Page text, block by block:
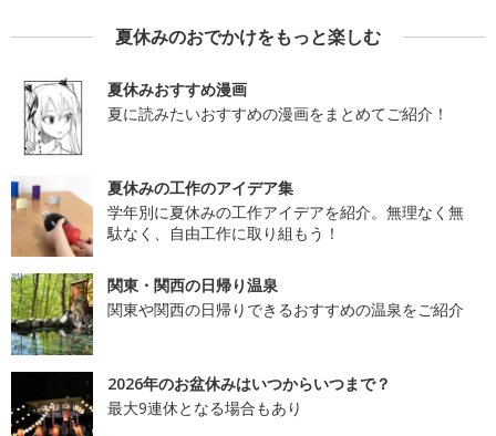
夏休みのおでかけをもっと楽しむ
夏休みおすすめ漫画
夏に読みたいおすすめの漫画をまとめてご紹介！
夏休みの工作のアイデア集
学年別に夏休みの工作アイデアを紹介。無理なく無
駄なく、自由工作に取り組もう！
関東・関西の日帰り温泉
関東や関西の日帰りできるおすすめの温泉をご紹介
2026年のお盆休みはいつからいつまで？
最大9連休となる場合もあり